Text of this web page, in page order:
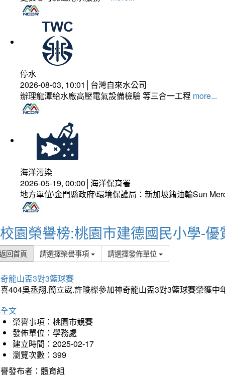
停水
2026-08-03, 10:01│台灣自來水公司
辦理龍潭給水廠高壓電氣設備檢驗 等三合一工程 more...
海洋污染
2026-05-19, 00:00│海洋保育署
地方單位\金門縣政府\環境保護局：新加坡籍油輪Sun
校園榮譽榜:桃園市建德國民小學-優
回首頁 請選擇榮譽事項 請選擇發佈單位
龍山盃3對3籃球賽
404吳丞翔.簡立宬.許畯榤參加神奇龍山盃3對3籃球賽榮獲中
文
榮譽事項：桃園市競賽
發佈單位：學務處
建立時間：2025-02-17
瀏覽次數：399
發布者：體育組